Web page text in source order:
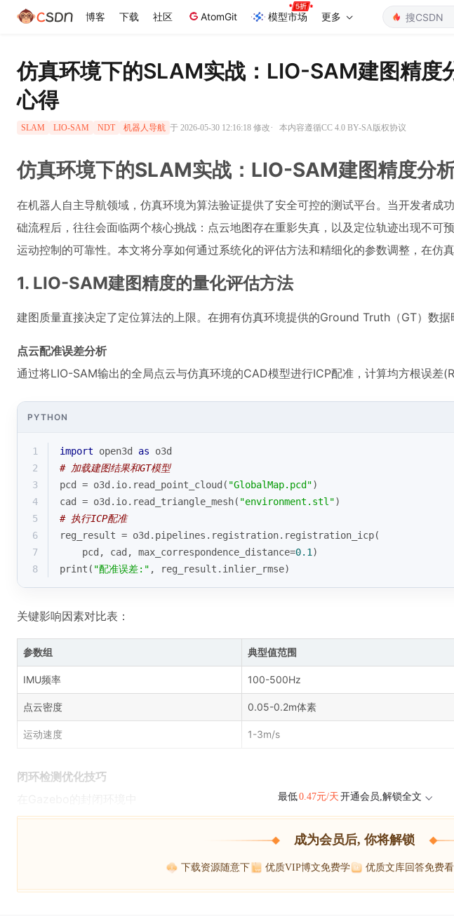
博客 下载 社区 AtomGit 模型市场 更多
仿真环境下的SLAM实战：LIO-SAM建图精度
心得
SLAM LIO-SAM NDT 机器人导航 于 2026-05-30 12:16:18 修改· 本内容遵循CC 4.0 BY-SA版权协议
仿真环境下的SLAM实战：LIO-SAM建图精度分
在机器人自主导航领域，仿真环境为算法验证提供了安全可控的测试平台。当开发者成
础流程后，往往会面临两个核心挑战：点云地图存在重影失真，以及定位轨迹出现不可
运动控制的可靠性。本文将分享如何通过系统化的评估方法和精细化的参数调整，在仿
1. LIO-SAM建图精度的量化评估方法
建图质量直接决定了定位算法的上限。在拥有仿真环境提供的Ground Truth（GT）数据
点云配准误差分析
通过将LIO-SAM输出的全局点云与仿真环境的CAD模型进行ICP配准，计算均方根误差
PYTHON
1 import open3d as o3d
2
# 加载建图结果和GT模型
3
pcd = o3d.io.read_point_cloud( "GlobalMap.pcd")
4
cad = o3d.io.read_triangle_mesh( "environment.stl")
5
# 执行ICP配准
6
reg_result = o3d.pipelines.registration.registration_icp(
7
    pcd, cad, max_correspondence_distance=
0.1 )
8
print ( "配准误差:" , reg_result.inlier_rmse)
关键影响因素对比表：
参数组 典型值范围
IMU频率 100-500Hz
点云密度 0.05-0.2m体素
运动速度 1-3m/s
闭环检测优化技巧
最低0.47元/天 开通会员,解锁全文
成为会员后, 你将解锁
下载资源随意下 优质VIP博文免费学 优质文库回答免费看